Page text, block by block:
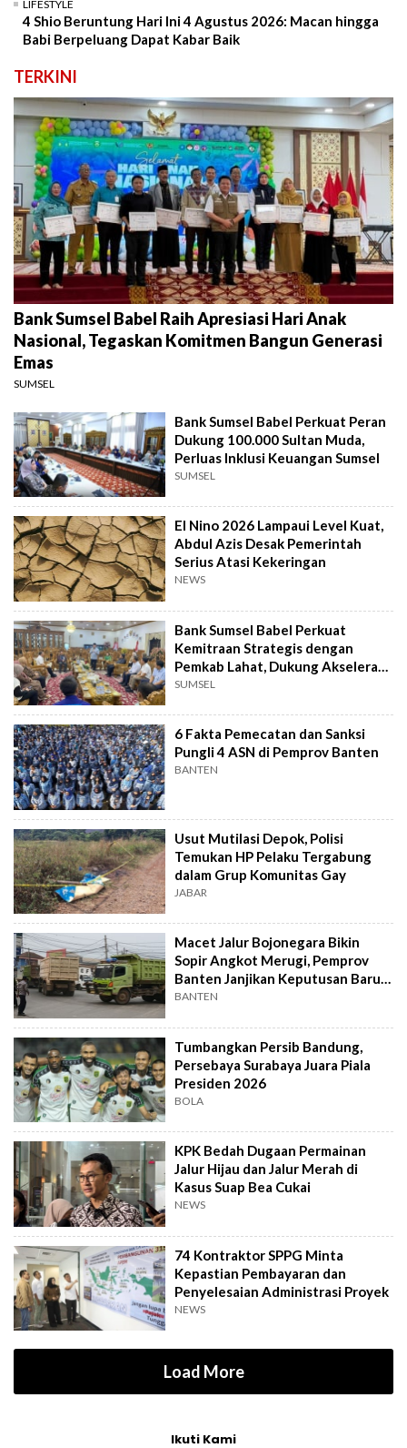
LIFESTYLE
4 Shio Beruntung Hari Ini 4 Agustus 2026: Macan hingga
Babi Berpeluang Dapat Kabar Baik
TERKINI
Bank Sumsel Babel Raih Apresiasi Hari Anak
Nasional, Tegaskan Komitmen Bangun Generasi
Emas
SUMSEL
Bank Sumsel Babel Perkuat Peran
Dukung 100.000 Sultan Muda,
Perluas Inklusi Keuangan Sumsel
SUMSEL
El Nino 2026 Lampaui Level Kuat,
Abdul Azis Desak Pemerintah
Serius Atasi Kekeringan
NEWS
Bank Sumsel Babel Perkuat
Kemitraan Strategis dengan
Pemkab Lahat, Dukung Akselerasi
Ekonomi Daerah
SUMSEL
6 Fakta Pemecatan dan Sanksi
Pungli 4 ASN di Pemprov Banten
BANTEN
Usut Mutilasi Depok, Polisi
Temukan HP Pelaku Tergabung
dalam Grup Komunitas Gay
JABAR
Macet Jalur Bojonegara Bikin
Sopir Angkot Merugi, Pemprov
Banten Janjikan Keputusan Baru 4
Hari Lagi
BANTEN
Tumbangkan Persib Bandung,
Persebaya Surabaya Juara Piala
Presiden 2026
BOLA
KPK Bedah Dugaan Permainan
Jalur Hijau dan Jalur Merah di
Kasus Suap Bea Cukai
NEWS
74 Kontraktor SPPG Minta
Kepastian Pembayaran dan
Penyelesaian Administrasi Proyek
NEWS
Load More
Ikuti Kami